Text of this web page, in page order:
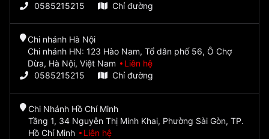
0585215215
Chỉ đường
Chi nhánh Hà Nội
Chi nhánh HN: 123 Hào Nam, Tổ dân phố 56, Ô Chợ
Dừa, Hà Nội, Việt Nam
Liên hệ
0585215215
Chỉ đường
Chi Nhánh Hồ Chí Minh
Tầng 1, 34 Nguyễn Thị Minh Khai, Phường Sài Gòn, TP.
Hồ Chí Minh
Liên hệ